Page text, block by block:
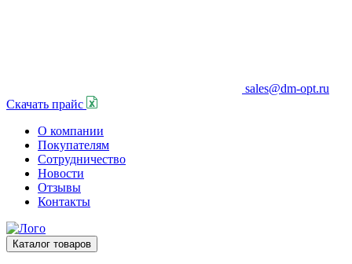
sales@dm-opt.ru
Скачать прайс
О компании
Покупателям
Сотрудничество
Новости
Отзывы
Контакты
Каталог товаров